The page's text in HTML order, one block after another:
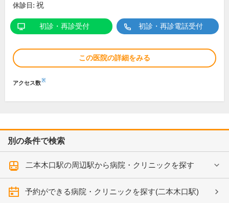
休診日: 祝
初診・再診受付 初診・再診電話受付
この医院の詳細をみる
アクセス数※
別の条件で検索
二本木口駅の周辺駅から病院・クリニックを探す
予約ができる病院・クリニックを探す(二本木口駅)